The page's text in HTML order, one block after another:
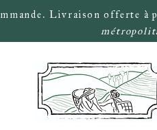
Livraison offerte à